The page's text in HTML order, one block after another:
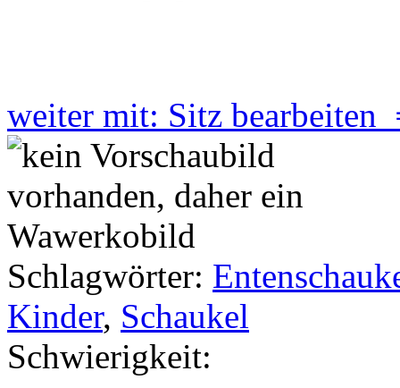
weiter mit: Sitz
Schlagwörter:
Kinder, Schaukel
Schwierigkeit: